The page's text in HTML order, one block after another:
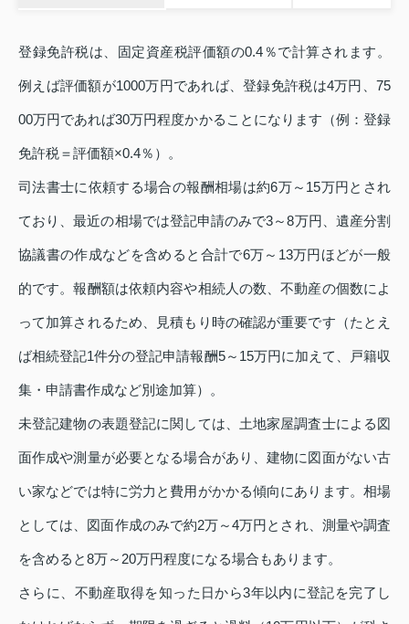
登録免許税は、 固定資産税評価額の0.4％で計算されます。
例えば評価額が1000万円であれば、登録免許税は4万円、75
00万円であれば30万円程度かかることになります （例：登録
免許税＝評価額×0.4％） 。
司法書士に依頼する場合の報酬相場は約6万～15万円とされ
ており、最近の相場では登記申請のみで3～8万円、遺産分割
協議書の作成などを含めると合計で6万～13万円ほどが一般
的です。報酬額は依頼内容や相続人の数、不動産の個数によ
って加算されるため、見積もり時の確認が重要です（たとえ
ば相続登記1件分の登記申請報酬5～15万円に加えて、戸籍収
集・申請書作成など別途加算）。
未登記建物の表題登記に関しては、土地家屋調査士による図
面作成や測量が必要となる場合があり、建物に図面がない古
い家などでは特に労力と費用がかかる傾向にあります。相場
としては、図面作成のみで約2万～4万円とされ、測量や調査
を含めると8万～20万円程度になる場合もあります。
さらに、不動産取得を知った日から3年以内に登記を完了し